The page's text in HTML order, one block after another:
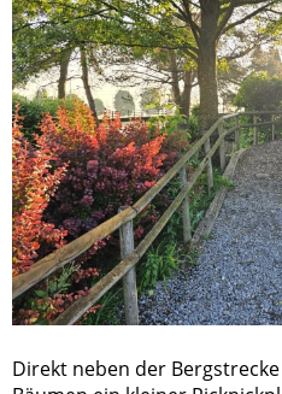
Direkt neben der